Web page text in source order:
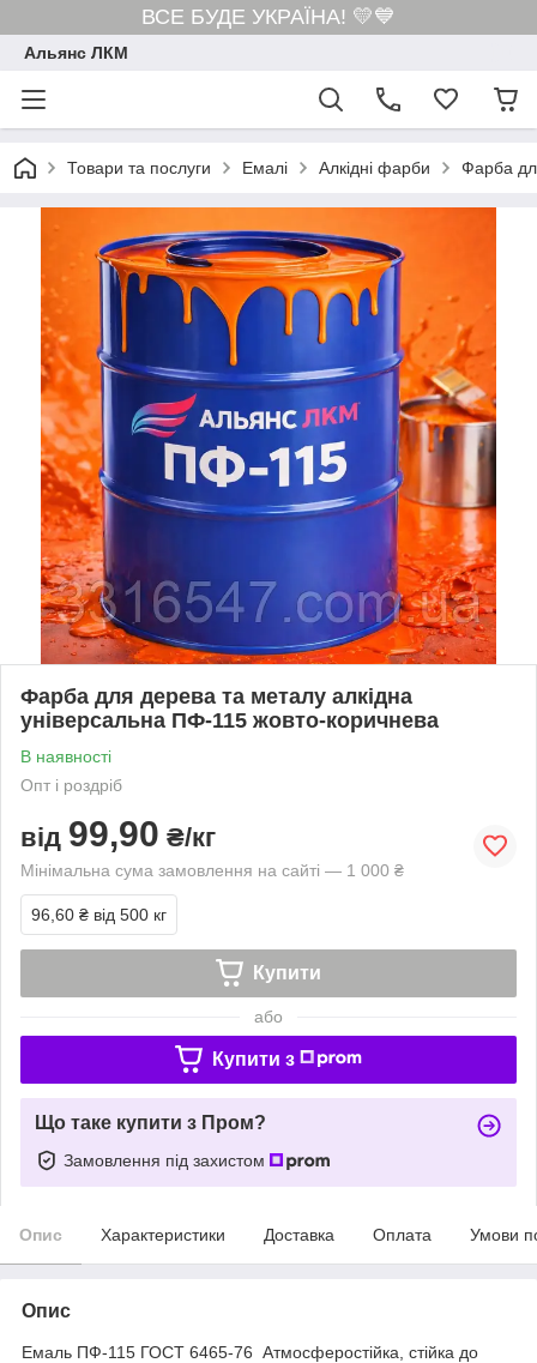
ВСЕ БУДЕ УКРАЇНА! 💛💙
Альянс ЛКМ
Товари та послуги Емалі Алкідні фарби Фарба
Фарба для дерева та металу алкідна
універсальна ПФ-115 жовто-коричнева
В наявності
Опт і роздріб
від 99,90 ₴/кг
Мінімальна сума замовлення на сайті — 1 000 ₴
96,60 ₴ від 500 кг
Купити
або
Купити з
Що таке купити з Пром?
Замовлення під захистом
Опис Характеристики Доставка Оплата Умови
Опис
Емаль ПФ-115 ГОСТ 6465-76 Атмосферостійка, стійка до